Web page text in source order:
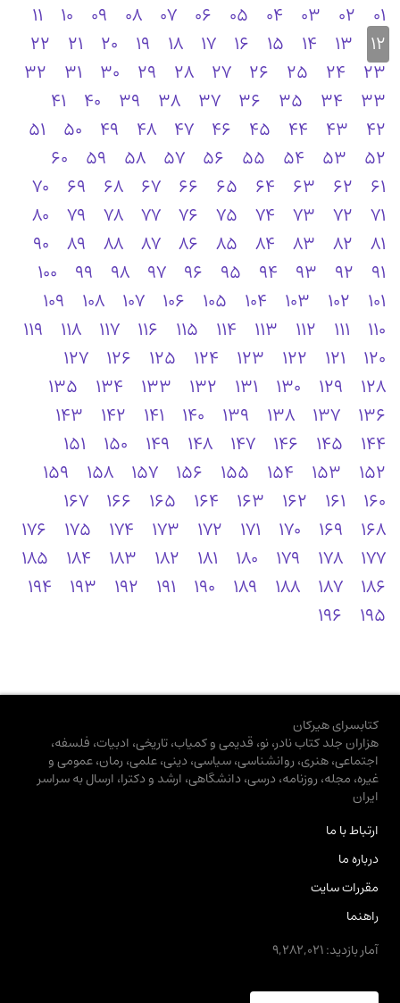
01
02
03
04
05
06
07
08
09
10
11
12
13
14
15
16
17
18
19
20
21
22
23
24
25
26
27
28
29
30
31
32
33
34
35
36
37
38
39
40
41
42
43
44
45
46
47
48
49
50
51
52
53
54
55
56
57
58
59
60
61
62
63
64
65
66
67
68
69
70
71
72
73
74
75
76
77
78
79
80
81
82
83
84
85
86
87
88
89
90
91
92
93
94
95
96
97
98
99
100
101
102
103
104
105
106
107
108
109
110
111
112
113
114
115
116
117
118
119
120
121
122
123
124
125
126
127
128
129
130
131
132
133
134
135
136
137
138
139
140
141
142
143
144
145
146
147
148
149
150
151
152
153
154
155
156
157
158
159
160
161
162
163
164
165
166
167
168
169
170
171
172
173
174
175
176
177
178
179
180
181
182
183
184
185
186
187
188
189
190
191
192
193
194
195
196
کتابسرای هیرکان
هزاران جلد کتاب نادر، نو، قدیمی و کمیاب، تاریخی، ادبیات، فلسفه،
اجتماعی، هنری، روانشناسی، سیاسی، دینی، علمی، رمان، عمومی و
غیره، مجله، روزنامه، درسی، دانشگاهی، ارشد و دکترا، ارسال به سراسر
ایران
ارتباط با ما
درباره ما
مقررات سایت
راهنما
آمار بازدید: 9,282,021